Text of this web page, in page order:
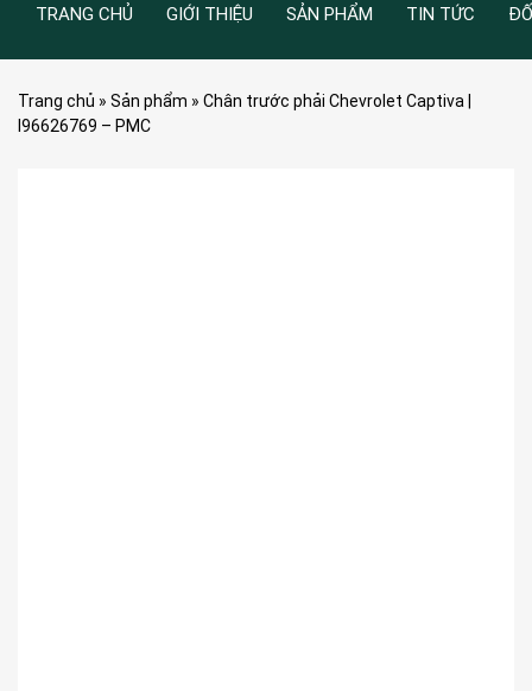
TRANG CHỦ GIỚI THIỆU SẢN PHẨM TIN TỨC
Trang chủ » Sản phẩm » Chân trước phải Chevrolet Captiva |
I96626769 – PMC